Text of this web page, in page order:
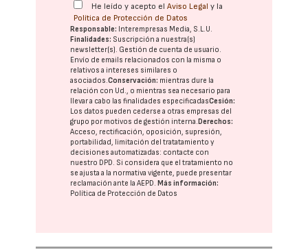
He leído y acepto elAviso Legal y la
Política de Protección de Datos
Responsable: Interempresas Media, S.L.U.
Finalidades: Suscripción a nuestra(s)
newsletter(s). Gestión de cuenta de usuario.
Envío de emails relacionados con la misma o
relativos a intereses similares o
asociados.Conservación: mientras dure la
relación con Ud., o mientras sea necesario para
llevar a cabo las finalidades especificadasCesión:
Los datos pueden cederse a otras empresas del
grupo por motivos de gestión interna.Derechos:
Acceso, rectificación, oposición, supresión,
portabilidad, limitación del tratatamiento y
decisiones automatizadas: contacte con
nuestro DPD. Si considera que el tratamiento no
se ajusta a la normativa vigente, puede presentar
reclamación ante laAEPD.Más información:
Política de Protección de Datos